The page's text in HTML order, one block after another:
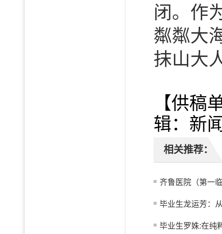
闭。作
粼粼大
抹山大
【供
辑：新
相关推荐：
齐鲁医院（第一
毕业生龙运芳：
毕业生罗姝:在纯